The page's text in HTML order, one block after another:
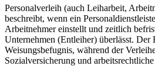
Personalverleih (auch Leiharbeit,
beschreibt, wenn ein
Arbeitnehmer einstellt und zeitlich
Unternehmen (Entleiher) überlässt. Der
Weisungsbefugnis, während der
Sozialversicherung und